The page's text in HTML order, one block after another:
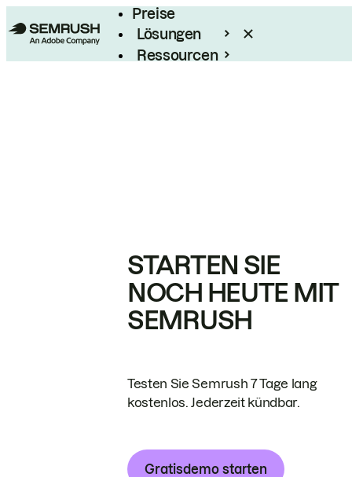
Preise
Lösungen
Ressourcen
STARTEN SIE
NOCH HEUTE MIT
SEMRUSH
Testen Sie Semrush 7 Tage lang
kostenlos. Jederzeit kündbar.
Gratisdemo starten